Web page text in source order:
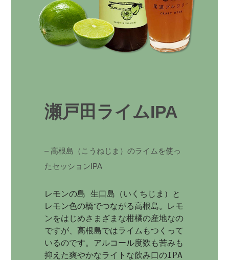
瀬戸田ライムIPA
– 高根島（こうねじま）のライムを使っ
たセッションIPA
レモンの島 生口島（いくちじま）と
レモン色の橋でつながる高根島。レモ
ンをはじめさまざまな柑橘の産地なの
ですが、高根島ではライムもつくって
いるのです。アルコール度数も苦みも
抑えた爽やかなライトな飲み口のIPA